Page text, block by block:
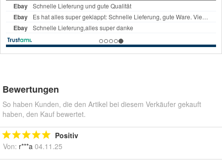
Bewertungen
So haben Kunden, die den Artikel bei diesem Verkäufer gekauft
haben, den Kauf bewertet.
Positiv
Von: r***a 04.11.25